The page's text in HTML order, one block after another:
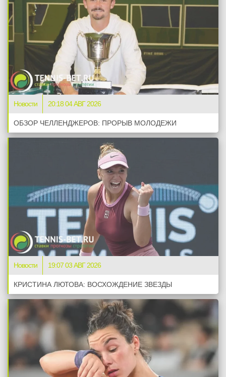
Новости 20:18 04 АВГ 2026
ОБЗОР ЧЕЛЛЕНДЖЕРОВ: ПРОРЫВ МОЛОДЕЖИ
Новости 19:07 03 АВГ 2026
КРИСТИНА ЛЮТОВА: ВОСХОЖДЕНИЕ ЗВЕЗДЫ